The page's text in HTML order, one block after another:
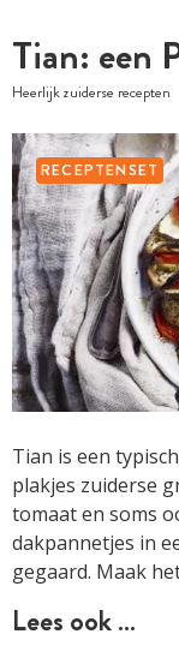
Tian: een
Heerlijk zuiderse recepten
RECEPTENSET
Tian is een
plakjes zuiderse
tomaat en soms
dakpannetjes in
gegaard. Maak
Lees ook …